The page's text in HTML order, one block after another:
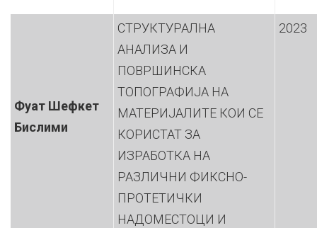
Фуат Шефкет
Бислими
СТРУКТУРАЛНА
АНАЛИЗА И
ПОВРШИНСКА
ТОПОГРАФИЈА НА
МАТЕРИЈАЛИТЕ КОИ СЕ
КОРИСТАТ ЗА
ИЗРАБОТКА НА
РАЗЛИЧНИ ФИКСНО-
ПРОТЕТИЧКИ
НАДОМЕСТОЦИ И
2023